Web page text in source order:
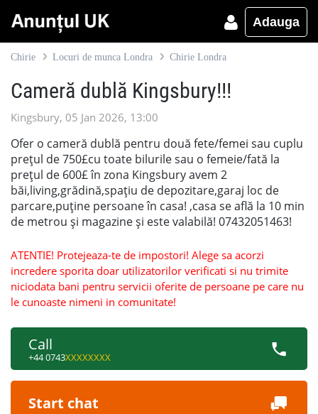
Adauga
Chirie Locuri de munca Londra Chirie Londra
Cameră dublă Kingsbury!!!
Kingsbury, 05 Jan 2026, 13:00
Ofer o cameră dublă pentru două fete/femei sau cuplu
prețul de 750£cu toate bilurile sau o femeie/fată la
prețul de 600£ în zona Kingsbury avem 2
băi,living,grădină,spațiu de depozitare,garaj loc de
parcare,puține persoane în casa! ,casa se află la 10 min
de metrou și magazine și este valabilă! 07432051463!
ATENTIE! Protejeaza-te de impostori! Alege sa acorzi
incredere sporita doar utilizatorilor verificati si nu trimite
niciodata bani pentru servicii oferite de persoane pe care nu
le cunoaste nimeni in comunitate!
Call
+44 0743XXXXXXXX
Start chat